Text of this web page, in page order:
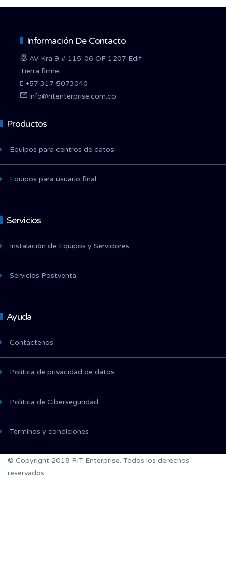
Información De Contacto
AV Kra 9 # 115-06 OF 1207 Edif
Tierra firme
+57 317 5073040
info@ritenterprise.com.co
Productos
Equipos para centros de datos
Equipos para usuario final
Servicios
Instalación de Equipos y Servidores
Servicios Postventa
Ayuda
Contáctenos
Política de privacidad de datos
Política de Ciberseguridad
Términos y condiciones
© Copyright 2018 RIT Enterprise. Todos los derechos
reservados.